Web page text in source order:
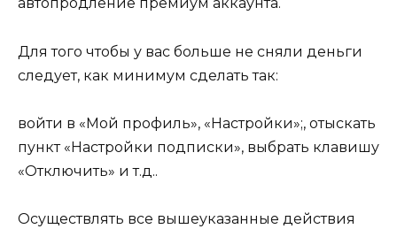
автопродление премиум аккаунта.
Для того чтобы у вас больше не сняли деньги
следует, как минимум сделать так:
войти в «Мой профиль», «Настройки»;, отыскать
пункт «Настройки подписки», выбрать клавишу
«Отключить» и т.д..
Осуществлять все вышеуказанные действия